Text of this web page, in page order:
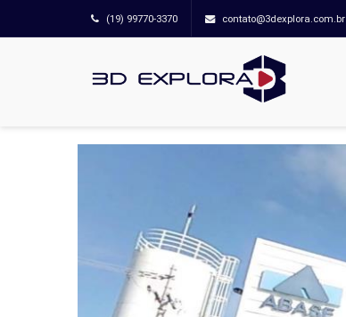
(19) 99770-3370 contato@3dexplora.com.br